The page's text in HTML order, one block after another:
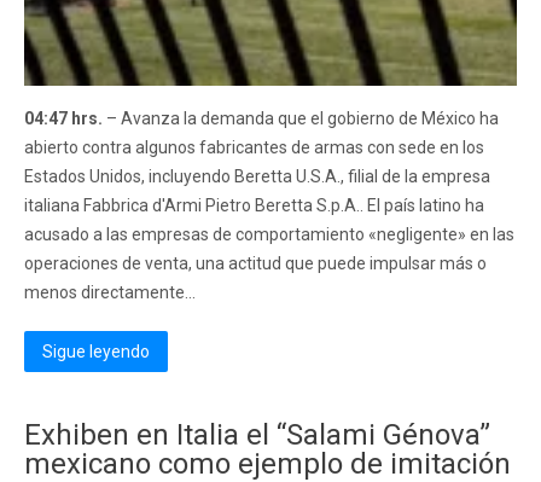
04:47 hrs. – Avanza la demanda que el gobierno de México ha
abierto contra algunos fabricantes de armas con sede en los
Estados Unidos, incluyendo Beretta U.S.A., filial de la empresa
italiana Fabbrica d'Armi Pietro Beretta S.p.A.. El país latino ha
acusado a las empresas de comportamiento «negligente» en las
operaciones de venta, una actitud que puede impulsar más o
menos directamente...
Sigue leyendo
Exhiben en Italia el “Salami Génova”
mexicano como ejemplo de imitación